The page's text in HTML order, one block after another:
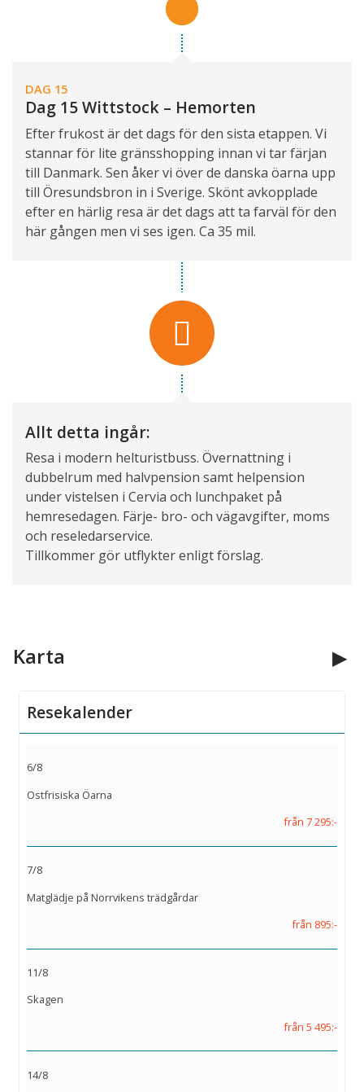
DAG 15
Dag 15 Wittstock – Hemorten
Efter frukost är det dags för den sista etappen. Vi
stannar för lite gränsshopping innan vi tar färjan
till Danmark. Sen åker vi över de danska öarna upp
till Öresundsbron in i Sverige. Skönt avkopplade
efter en härlig resa är det dags att ta farväl för den
här gången men vi ses igen. Ca 35 mil.
Allt detta ingår:
Resa i modern helturistbuss. Övernattning i
dubbelrum med halvpension samt helpension
under vistelsen i Cervia och lunchpaket på
hemresedagen. Färje- bro- och vägavgifter, moms
och reseledarservice.
Tillkommer gör utflykter enligt förslag.
Karta
Resekalender
6/8
Ostfrisiska Öarna
från 7 295:-
7/8
Matglädje på Norrvikens trädgårdar
från 895:-
11/8
Skagen
från 5 495:-
14/8